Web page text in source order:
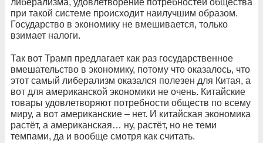
либерализма, удовлетворение потребностей общества
при такой системе происходит наилучшим образом.
Государство в экономику не вмешивается, только
взимает налоги.
Так вот Трамп предлагает как раз государственное
вмешательство в экономику, потому что оказалось, что
этот самый либерализм оказался полезен для Китая, а
вот для американской экономики не очень. Китайские
товары удовлетворяют потребности обществ по всему
миру, а вот американские – нет. И китайская экономика
растёт, а американская… ну, растёт, но не теми
темпами, да и вообще смотря как считать.